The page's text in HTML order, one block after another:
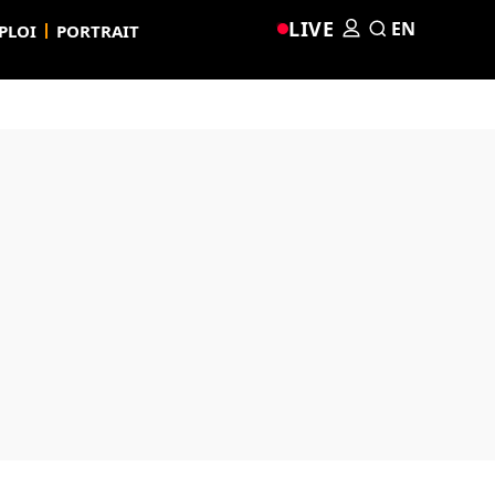
PORTRAIT LIVE EN